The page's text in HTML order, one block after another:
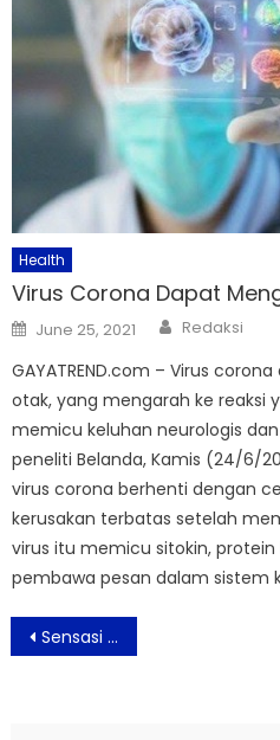
Health
Virus Corona Dapat
Posted
on
June 25, 2021 Author
Redaksi
GAYATREND.com – Virus
otak, yang mengarah ke reaksi
memicu keluhan neurologis
peneliti Belanda, Kamis (24/6/
virus corona berhenti dengan
kerusakan terbatas setelah
virus itu memicu sitokin,
pembawa pesan dalam sistem
Post
navigation
Sensasi Kenikmatan Kuliner Khas Meksiko di ASTON Kartika Grogol Jakarta